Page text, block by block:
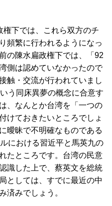
下では、これら双方のチ
頻繁に行われるようになっ
の陳水扁政権下では、「92
側は認めていなかったので
触・交流が行われていまし
う同床異夢の概念に合意す
、なんとか台湾を「一つの
けておきたいところでしょ
曖昧で不明確なものである
における習近平と馬英九の
たところです。台湾の民意
識した上で、蔡英文を総統
としては、すでに最近の中
済みでしょう。